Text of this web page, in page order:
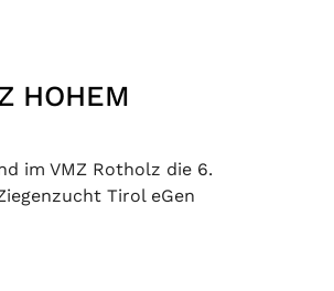
HOHEM
im VMZ Rotholz die 6.
Tirol eGen